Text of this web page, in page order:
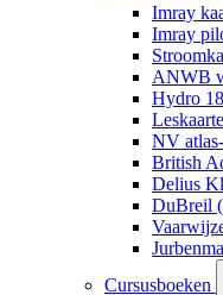
Imray
Imray
ANWB
Hydro
NV
British
Delius
DuBreil
Cursusboeken